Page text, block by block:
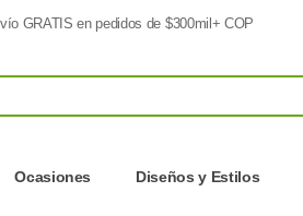
GRATIS en pedidos de $300mil+ COP
Ocasiones Diseños y Estilos